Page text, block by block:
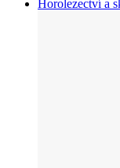
Horolezectví a